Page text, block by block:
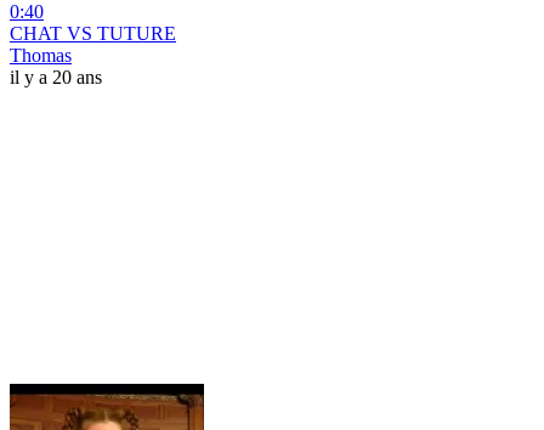
0:40
CHAT VS TUTURE
Thomas
il y a 20 ans